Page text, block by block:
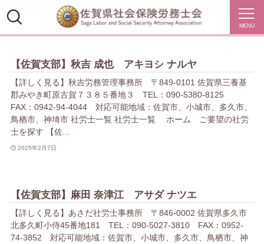
MENU
【佐賀支部】秋吉 成也 アキヨシ ナルヤ
【詳しく見る】秋吉労務管理事務所 〒849-0101 佐賀県三養基
郡みやき町原古賀７３８５番地３ TEL：090-5380-8125
FAX：0942-94-4044 対応可能地域：佐賀市、小城市、多久市、
鳥栖市、神埼市 社労士一覧 社労士一覧 ホーム ご要望の社労
士を探す 【佐...
2025年2月7日
【佐賀支部】麻田 奈津江 アサダ ナツエ
【詳しく見る】あさだ社労士事務所 〒846-0002 佐賀県多久市
北多久町小侍45番地181 TEL：090-5027-3810 FAX：0952-
74-3852 対応可能地域：佐賀市、小城市、多久市、鳥栖市、神